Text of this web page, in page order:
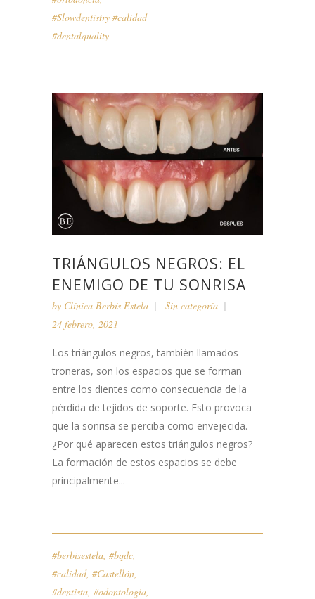
#Slowdentistry #calidad
#dentalquality
TRIÁNGULOS NEGROS: EL
ENEMIGO DE TU SONRISA
by Clínica Berbís Estela
Sin categoría
24 febrero, 2021
Los triángulos negros, también llamados
troneras, son los espacios que se forman
entre los dientes como consecuencia de la
pérdida de tejidos de soporte. Esto provoca
que la sonrisa se perciba como envejecida.
¿Por qué aparecen estos triángulos negros?
La formación de estos espacios se debe
principalmente...
#berbisestela, #bqdc,
#calidad, #Castellón,
#dentista, #odontologia,